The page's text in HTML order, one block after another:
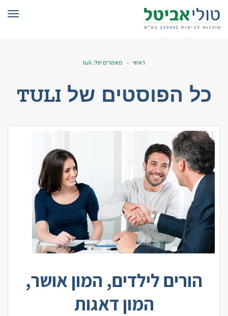
ראשי » מאמרים של: tuli
כל הפוסטים של TULI
הורים לילדים, המון אושר,
המון דאגות